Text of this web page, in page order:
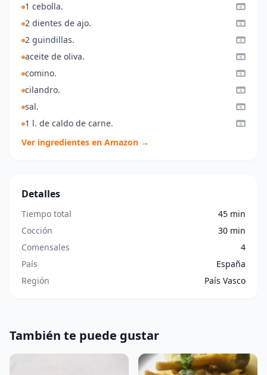
1 cebolla.
2 dientes de ajo.
2 guindillas.
aceite de oliva.
comino.
cilandro.
sal.
1 l. de caldo de carne.
Ver ingredientes en Amazon →
Detalles
Tiempo total
45 min
Cocción
30 min
Comensales
4
País
España
Región
País Vasco
También te puede gustar